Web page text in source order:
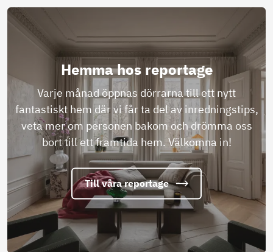
Hemma hos reportage
Varje månad öppnas dörrarna till ett nytt
fantastiskt hem där vi får ta del av inredningstips,
veta mer om personen bakom och drömma oss
bort till ett framtida hem. Välkomna in!
Till våra reportage